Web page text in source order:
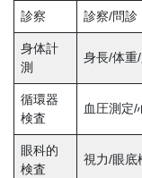
診察 診察/問診
身体計
測
身長/体重
循環器
検査
血圧測定/
眼科的
検査
視力/眼底